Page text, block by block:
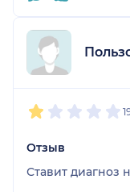
минимум уволить
Отзыв
Ставит диагноз